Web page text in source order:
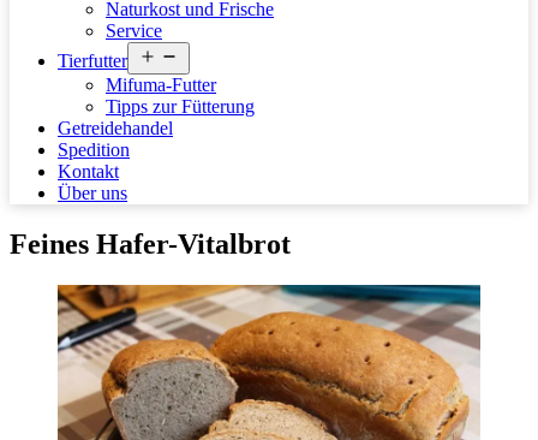
Naturkost und Frische
Service
Tierfutter
öffnen
Mifuma-Futter
Tipps zur Fütterung
Getreidehandel
Spedition
Kontakt
Über uns
Feines Hafer-Vitalbrot